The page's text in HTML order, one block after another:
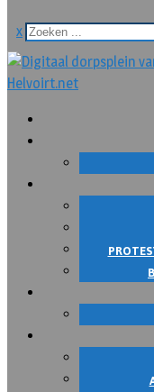
x